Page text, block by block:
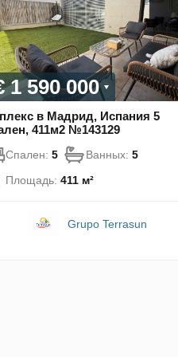
1 590 000
в Мадрид, Испания 5
411м2 №143129
Спален: 5 Ванных: 5
Площадь: 411 м²
Grupo Terrasun